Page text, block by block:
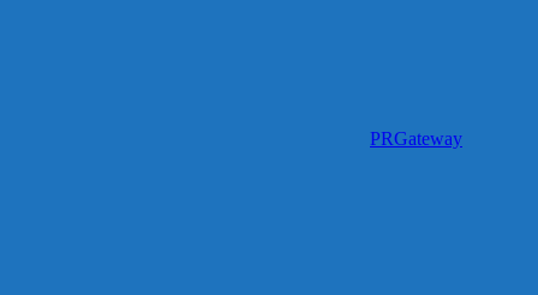
PRGateway